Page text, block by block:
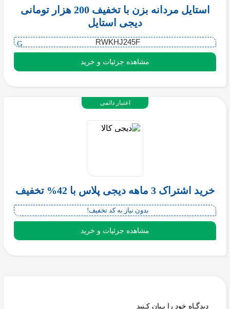
استایل مردانه بزن با تخفیف 200 هزار تومانی
دیجی استایل
RWKHJ245F
مشاهده جزئیات و خرید
خرید اشتراک 3 ماهه دیجی پلاس با 42% تخفیف
بدون نیاز به کد تخفیف!
مشاهده جزئیات و خرید
اعتبار دائمی
دیدگـاه خود را بـیان کـنید